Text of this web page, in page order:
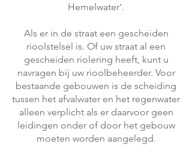
Hemelwater'.
Als er in de straat een gescheiden
rioolstelsel is. Of uw straat al een
gescheiden riolering heeft, kunt u
navragen bij uw rioolbeheerder. Voor
bestaande gebouwen is de scheiding
tussen het afvalwater en het regenwater
alleen verplicht als er daarvoor geen
leidingen onder of door het gebouw
moeten worden aangelegd.